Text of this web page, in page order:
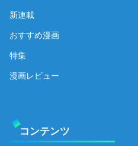
新連載
おすすめ漫画
特集
漫画レビュー
コンテンツ